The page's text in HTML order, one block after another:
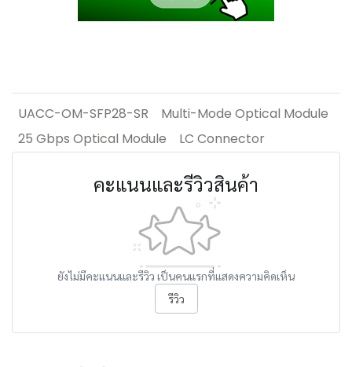
UACC-OM-SFP28-SR
Multi-Mode Optical Module
25 Gbps Optical Module
LC Connector
คะแนนและรีวิวสินค้า
ยังไม่มีคะแนนและรีวิว เป็นคนแรกที่แสดงความคิดเห็น
รีวิว